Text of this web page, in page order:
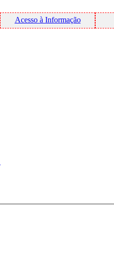
Acesso à Informação